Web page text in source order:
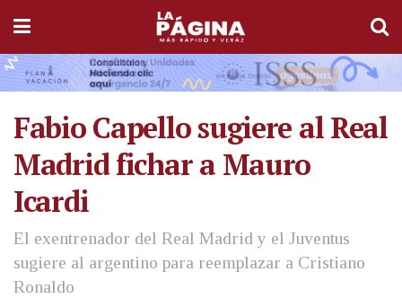
Fabio Capello sugiere al Real
Madrid fichar a Mauro
Icardi
El exentrenador del Real Madrid y el Juventus
sugiere al argentino para reemplazar a Cristiano
Ronaldo